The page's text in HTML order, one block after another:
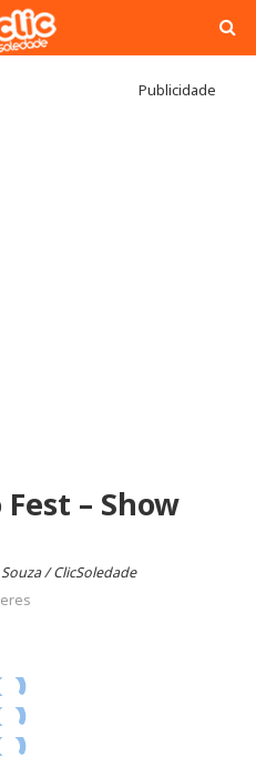
Publicidade
Fest – Show
/ ClicSoledade